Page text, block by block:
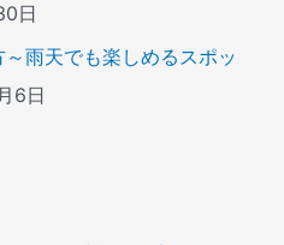
日
雨天でも楽しめるスポッ
6日